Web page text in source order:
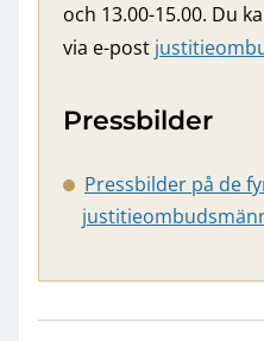
och 13.00-15.00. Du
via e-post
Pressbilder
Pressbilder på de